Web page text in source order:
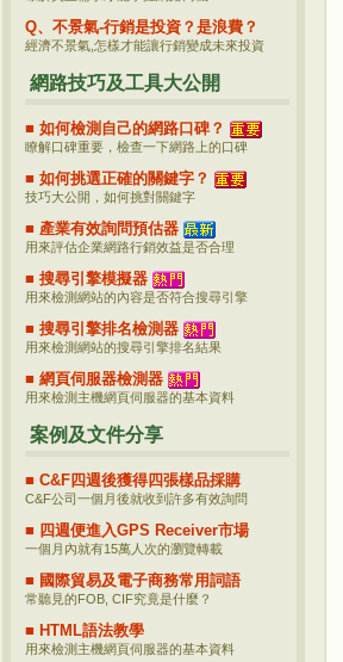
Q、不景氣-行銷是投資？是浪費？
經濟不景氣,怎樣才能讓行銷變成未來投資
網路技巧及工具大公開
■ 如何檢測自己的網路口碑？
瞭解口碑重要，檢查一下網路上的口碑
■ 如何挑選正確的關鍵字？
技巧大公開，如何挑對關鍵字
■ 產業有效詢問預估器
用來評估企業網路行銷效益是否合理
■ 搜尋引擎模擬器
用來檢測網站的內容是否符合搜尋引擎
■ 搜尋引擎排名檢測器
用來檢測網站的搜尋引擎排名結果
■ 網頁伺服器檢測器
用來檢測主機網頁伺服器的基本資料
案例及文件分享
■ C&F四週後獲得四張樣品採購
C&F公司一個月後就收到許多有效詢問
■ 四週便進入GPS Receiver市場
一個月內就有15萬人次的瀏覽轉載
■ 國際貿易及電子商務常用詞語
常聽見的FOB, CIF究竟是什麼？
■ HTML語法教學
用來檢測主機網頁伺服器的基本資料